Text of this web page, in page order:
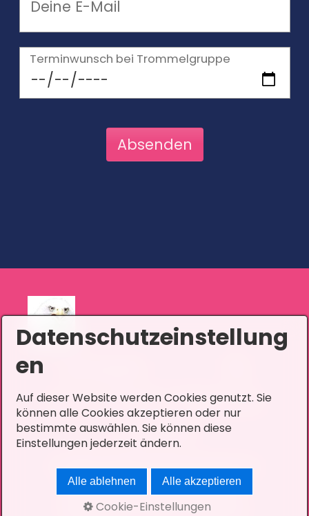
Terminwunsch bei Trommelgruppe
Home Kontakt Datenschutz
Impressum
© 2026 Alpenschamanismus.
Erstellt mit dem Website-
Baukasten Zeta Producer
Datenschutzeinstellung
en
Auf dieser Website werden Cookies genutzt. Sie
können alle Cookies akzeptieren oder nur
bestimmte auswählen. Sie können diese
Einstellungen jederzeit ändern.
Alle ablehnen Alle akzeptieren
Cookie-Einstellungen